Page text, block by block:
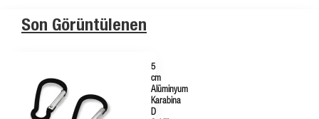
Son Görüntülenen
5
cm
Alüminyum
Karabina
D